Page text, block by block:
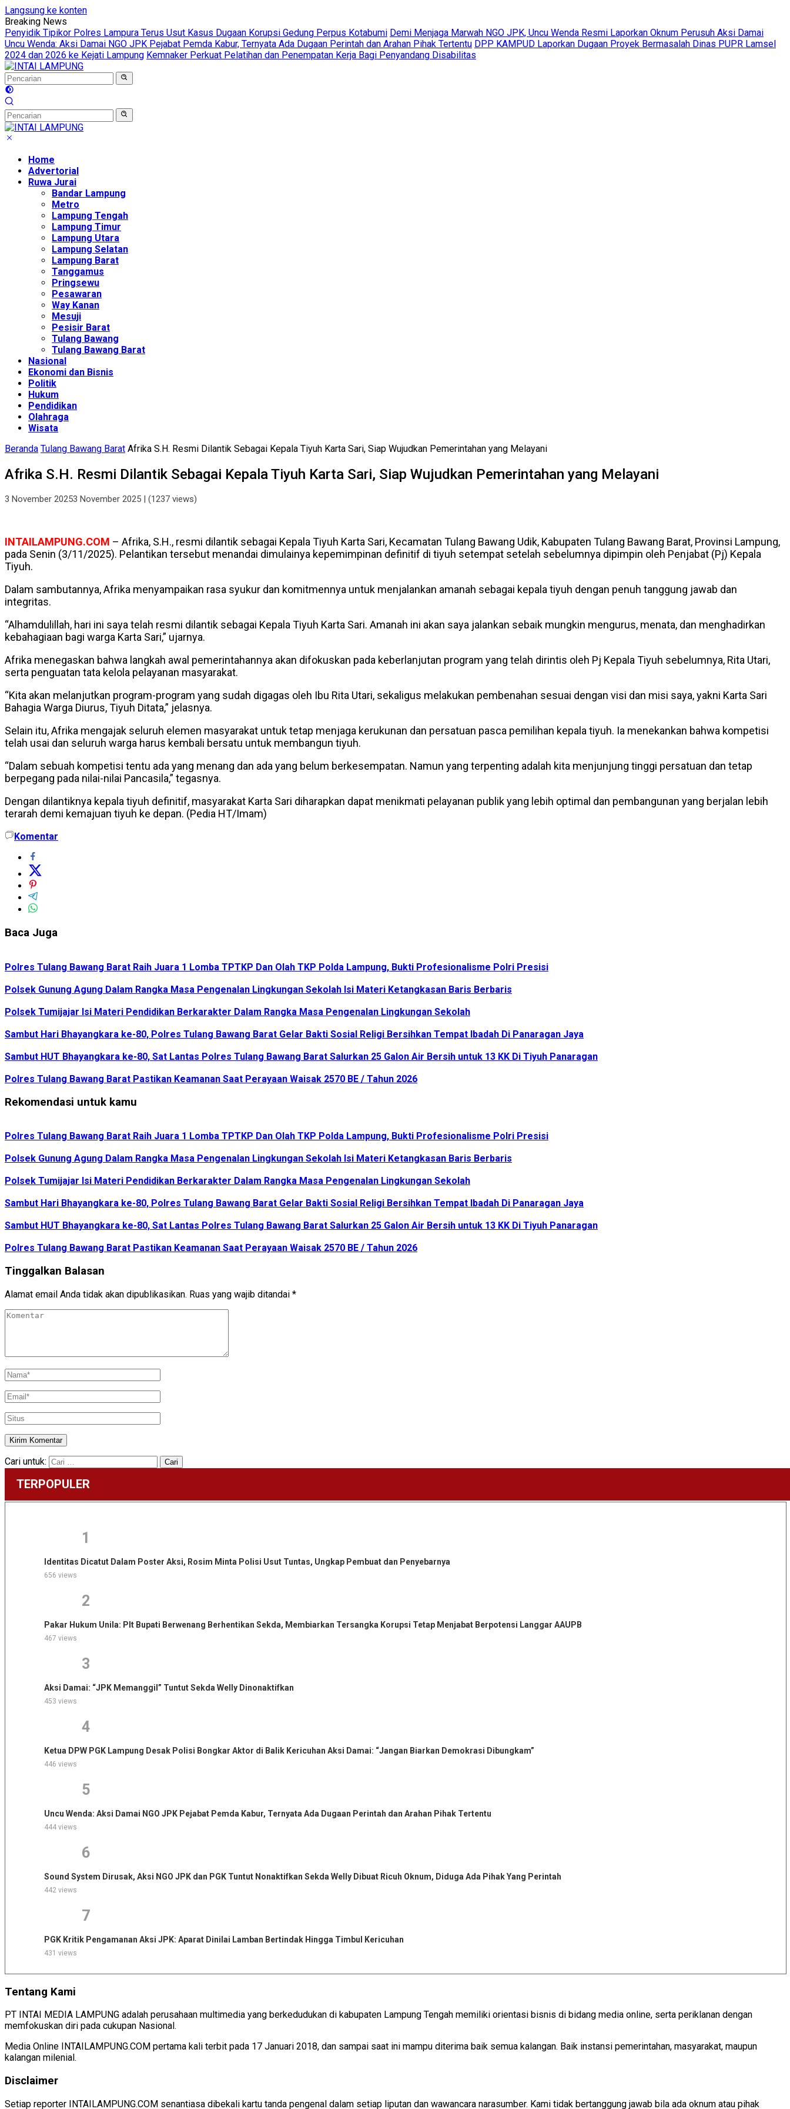
Langsung ke konten
Breaking News
Penyidik Tipikor Polres Lampura Terus Usut Kasus Dugaan Korupsi Gedung Perpus Kotabumi Demi Menjaga Marwah NGO JPK, Uncu Wenda Resmi Laporkan Oknum Perusuh Aksi Damai
Uncu Wenda: Aksi Damai NGO JPK Pejabat Pemda Kabur, Ternyata Ada Dugaan Perintah dan Arahan Pihak Tertentu DPP KAMPUD Laporkan Dugaan Proyek Bermasalah Dinas PUPR Lamsel
2024 dan 2026 ke Kejati Lampung Kemnaker Perkuat Pelatihan dan Penempatan Kerja Bagi Penyandang Disabilitas
Home
Advertorial
Ruwa Jurai
Bandar Lampung
Metro
Lampung Tengah
Lampung Timur
Lampung Utara
Lampung Selatan
Lampung Barat
Tanggamus
Pringsewu
Pesawaran
Way Kanan
Mesuji
Pesisir Barat
Tulang Bawang
Tulang Bawang Barat
Nasional
Ekonomi dan Bisnis
Politik
Hukum
Pendidikan
Olahraga
Wisata
Beranda Tulang Bawang Barat Afrika S.H. Resmi Dilantik Sebagai Kepala Tiyuh Karta Sari, Siap Wujudkan Pemerintahan yang Melayani
Afrika S.H. Resmi Dilantik Sebagai Kepala Tiyuh Karta Sari, Siap Wujudkan Pemerintahan yang Melayani
3 November 20253 November 2025 | (1237 views)
INTAILAMPUNG.COM – Afrika, S.H., resmi dilantik sebagai Kepala Tiyuh Karta Sari, Kecamatan Tulang Bawang Udik, Kabupaten Tulang Bawang Barat, Provinsi Lampung,
pada Senin (3/11/2025). Pelantikan tersebut menandai dimulainya kepemimpinan definitif di tiyuh setempat setelah sebelumnya dipimpin oleh Penjabat (Pj) Kepala
Tiyuh.
Dalam sambutannya, Afrika menyampaikan rasa syukur dan komitmennya untuk menjalankan amanah sebagai kepala tiyuh dengan penuh tanggung jawab dan
integritas.
“Alhamdulillah, hari ini saya telah resmi dilantik sebagai Kepala Tiyuh Karta Sari. Amanah ini akan saya jalankan sebaik mungkin mengurus, menata, dan menghadirkan
kebahagiaan bagi warga Karta Sari,” ujarnya.
Afrika menegaskan bahwa langkah awal pemerintahannya akan difokuskan pada keberlanjutan program yang telah dirintis oleh Pj Kepala Tiyuh sebelumnya, Rita Utari,
serta penguatan tata kelola pelayanan masyarakat.
“Kita akan melanjutkan program-program yang sudah digagas oleh Ibu Rita Utari, sekaligus melakukan pembenahan sesuai dengan visi dan misi saya, yakni Karta Sari
Bahagia Warga Diurus, Tiyuh Ditata,” jelasnya.
Selain itu, Afrika mengajak seluruh elemen masyarakat untuk tetap menjaga kerukunan dan persatuan pasca pemilihan kepala tiyuh. Ia menekankan bahwa kompetisi
telah usai dan seluruh warga harus kembali bersatu untuk membangun tiyuh.
“Dalam sebuah kompetisi tentu ada yang menang dan ada yang belum berkesempatan. Namun yang terpenting adalah kita menjunjung tinggi persatuan dan tetap
berpegang pada nilai-nilai Pancasila,” tegasnya.
Dengan dilantiknya kepala tiyuh definitif, masyarakat Karta Sari diharapkan dapat menikmati pelayanan publik yang lebih optimal dan pembangunan yang berjalan lebih
terarah demi kemajuan tiyuh ke depan. (Pedia HT/Imam)
Komentar
Baca Juga
Polres Tulang Bawang Barat Raih Juara 1 Lomba TPTKP Dan Olah TKP Polda Lampung, Bukti Profesionalisme Polri Presisi
Polsek Gunung Agung Dalam Rangka Masa Pengenalan Lingkungan Sekolah Isi Materi Ketangkasan Baris Berbaris
Polsek Tumijajar Isi Materi Pendidikan Berkarakter Dalam Rangka Masa Pengenalan Lingkungan Sekolah
Sambut Hari Bhayangkara ke-80, Polres Tulang Bawang Barat Gelar Bakti Sosial Religi Bersihkan Tempat Ibadah Di Panaragan Jaya
Sambut HUT Bhayangkara ke-80, Sat Lantas Polres Tulang Bawang Barat Salurkan 25 Galon Air Bersih untuk 13 KK Di Tiyuh Panaragan
Polres Tulang Bawang Barat Pastikan Keamanan Saat Perayaan Waisak 2570 BE / Tahun 2026
Rekomendasi untuk kamu
Polres Tulang Bawang Barat Raih Juara 1 Lomba TPTKP Dan Olah TKP Polda Lampung, Bukti Profesionalisme Polri Presisi
Polsek Gunung Agung Dalam Rangka Masa Pengenalan Lingkungan Sekolah Isi Materi Ketangkasan Baris Berbaris
Polsek Tumijajar Isi Materi Pendidikan Berkarakter Dalam Rangka Masa Pengenalan Lingkungan Sekolah
Sambut Hari Bhayangkara ke-80, Polres Tulang Bawang Barat Gelar Bakti Sosial Religi Bersihkan Tempat Ibadah Di Panaragan Jaya
Sambut HUT Bhayangkara ke-80, Sat Lantas Polres Tulang Bawang Barat Salurkan 25 Galon Air Bersih untuk 13 KK Di Tiyuh Panaragan
Polres Tulang Bawang Barat Pastikan Keamanan Saat Perayaan Waisak 2570 BE / Tahun 2026
Tinggalkan Balasan
Alamat email Anda tidak akan dipublikasikan. Ruas yang wajib ditandai *
Cari untuk:
TERPOPULER
1
Identitas Dicatut Dalam Poster Aksi, Rosim Minta Polisi Usut Tuntas, Ungkap Pembuat dan Penyebarnya
656 views
2
Pakar Hukum Unila: Plt Bupati Berwenang Berhentikan Sekda, Membiarkan Tersangka Korupsi Tetap Menjabat Berpotensi Langgar AAUPB
467 views
3
Aksi Damai: “JPK Memanggil” Tuntut Sekda Welly Dinonaktifkan
453 views
4
Ketua DPW PGK Lampung Desak Polisi Bongkar Aktor di Balik Kericuhan Aksi Damai: “Jangan Biarkan Demokrasi Dibungkam”
446 views
5
Uncu Wenda: Aksi Damai NGO JPK Pejabat Pemda Kabur, Ternyata Ada Dugaan Perintah dan Arahan Pihak Tertentu
444 views
6
Sound System Dirusak, Aksi NGO JPK dan PGK Tuntut Nonaktifkan Sekda Welly Dibuat Ricuh Oknum, Diduga Ada Pihak Yang Perintah
442 views
7
PGK Kritik Pengamanan Aksi JPK: Aparat Dinilai Lamban Bertindak Hingga Timbul Kericuhan
431 views
Tentang Kami
PT INTAI MEDIA LAMPUNG adalah perusahaan multimedia yang berkedudukan di kabupaten Lampung Tengah memiliki orientasi bisnis di bidang media online, serta periklanan dengan
memfokuskan diri pada cukupan Nasional.
Media Online INTAILAMPUNG.COM pertama kali terbit pada 17 Januari 2018, dan sampai saat ini mampu diterima baik semua kalangan. Baik instansi pemerintahan, masyarakat, maupun
kalangan milenial.
Disclaimer
Setiap reporter INTAILAMPUNG.COM senantiasa dibekali kartu tanda pengenal dalam setiap liputan dan wawancara narasumber. Kami tidak bertanggung jawab bila ada oknum atau pihak